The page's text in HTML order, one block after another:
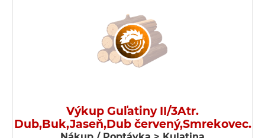
Výkup Guľatiny II/3Atr.
Dub,Buk,Jaseň,Dub červený,Smrekovec.